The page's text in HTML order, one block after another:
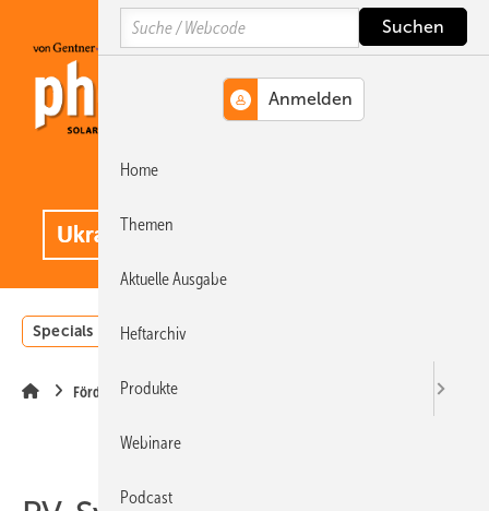
Hauptinhalt
Hauptmenü
SiteSearch
Specials Einstrahlungsatlas
Förderung
Search
Home
Themen
Aktuelle Ausgabe
Heftarchiv
Produkte
Webinare
Podcast